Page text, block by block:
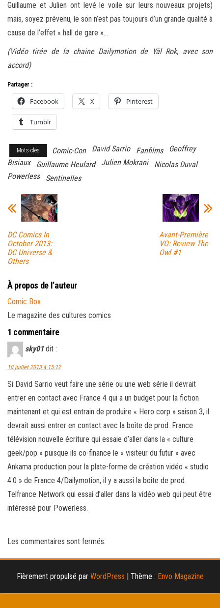
Guillaume et Julien ont levé le voile sur leurs nouveaux projets)
mais, soyez prévenu, le son n’est pas toujours d’un grande qualité à
cause de l’effet « hall de gare »…
(Vidéo tirée de la chaine Dailymotion de Yäl Rok, avec son
accord)
Partager :
Facebook X Pinterest
Tumblr
Mots-clés Comic-Con David Sarrio Fanfilms
Geoffrey
Bisiaux
Guillaume Heulard Julien Mokrani
Nicolas Duval
Powerless
Sentinelles
DC Comics In
October 2013:
DC Universe &
Others
Avant-Première
VO: Review The
Owl #1
À propos de l’auteur
Comic Box
Le magazine des cultures comics
1 commentaire
sky01 dit :
10 juillet 2013 à 15:12
Si David Sarrio veut faire une série ou une web série il devrait
entrer en contact avec France 4 qui a un budget pour la fiction
maintenant et qui est entrain de produire « Hero corp » saison 3, il
devrait aussi entrer en contact avec la boîte de prod. France
télévision nouvelle écriture qui essaie d’aller dans la « culture
geek/pop » puisque ils co-finance le « visiteur du futur » avec
Ankama production pour la plate-forme de création vidéo « studio
4.0 » de France 4/Dailymotion, il y a aussi la boîte de prod.
Telfrance Network qui essai d’aller dans la vidéo web qui peut être
intéressé pour Powerless.
Les commentaires sont fermés.
Fièrement propulsé par WordPress | Thème : Envo Magazine